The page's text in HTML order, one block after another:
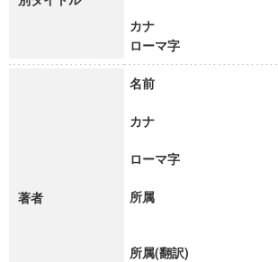
カナ
ローマ字
著者
名前
カナ
ローマ字
所属
所属(翻訳)